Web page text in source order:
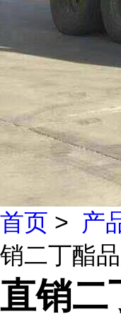
首页 > 产
销二丁酯
直销二